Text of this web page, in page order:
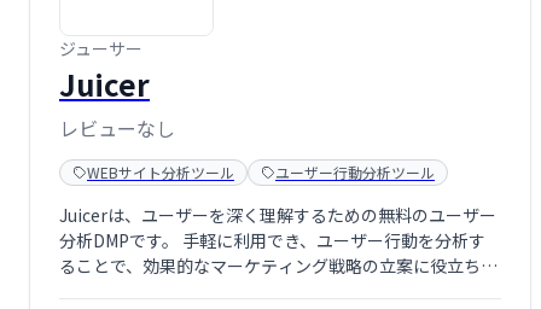
ジューサー
Juicer
レビューなし
WEBサイト分析ツール ユーザー行動分析ツール
Juicerは、ユーザーを深く理解するための無料のユーザー
分析DMPです。 手軽に利用でき、ユーザー行動を分析す
ることで、効果的なマーケティング戦略の立案に役立ちま